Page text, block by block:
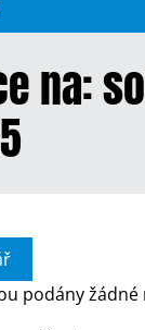
na:
podány žádné